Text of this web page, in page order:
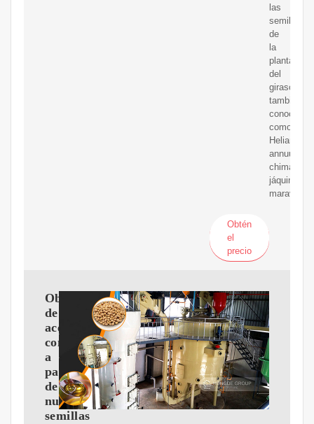
las
semillas
de
la
planta
del
girasol,
también
conocida
como
Helianthus
annuus,
chimalate,
jáquima,
maravilla
Obtén
el
precio
Obtención
de
aceites
comestibles
a
partir
de
nuevas
semillas